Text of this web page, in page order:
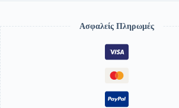
Ασφαλείς Πληρωμές